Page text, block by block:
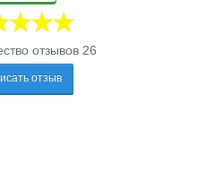
отзывов 26
отзыв